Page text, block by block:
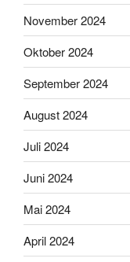
November 2024
Oktober 2024
September 2024
August 2024
Juli 2024
Juni 2024
Mai 2024
April 2024